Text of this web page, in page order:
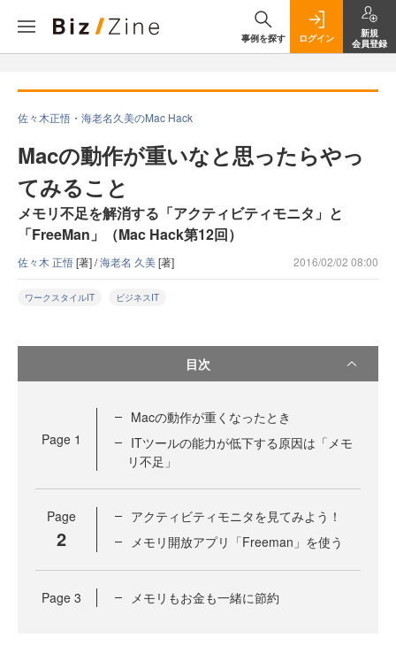
事例を探す ログイン
新規
会員登録
佐々木正悟・海老名久美のMac Hack
Macの動作が重いなと思ったらやっ
てみること
メモリ不足を解消する「アクティビティモニタ」と
「FreeMan」（Mac Hack第12回）
佐々木 正悟[著] /海老名 久美[著] 2016/02/02 08:00
ワークスタイルIT ビジネスIT
目次
Page 1
Macの動作が重くなったとき
ITツールの能力が低下する原因は「メモ
リ不足」
Page
2
アクティビティモニタを見てみよう！
メモリ開放アプリ「Freeman」を使う
Page 3 メモリもお金も一緒に節約